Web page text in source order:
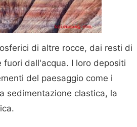
di altre rocce, dai resti di
dall'acqua. I loro depositi
del paesaggio come i
sedimentazione clastica, la